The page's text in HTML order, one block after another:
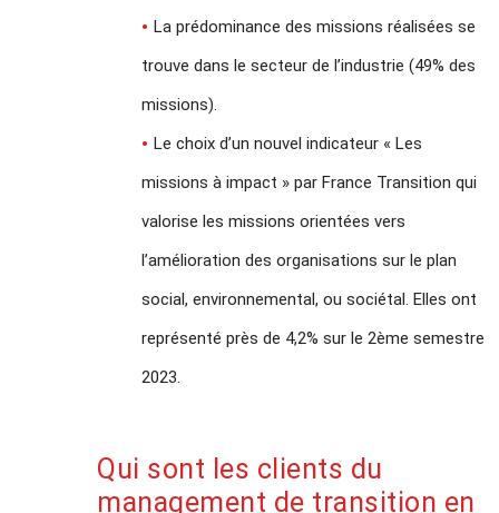
La prédominance des missions réalisées se
trouve dans le secteur de l’industrie (49% des
missions).
Le choix d’un nouvel indicateur « Les
missions à impact » par France Transition qui
valorise les missions orientées vers
l’amélioration des organisations sur le plan
social, environnemental, ou sociétal. Elles ont
représenté près de 4,2% sur le 2ème semestre
2023.
Qui sont les clients du
management de transition en